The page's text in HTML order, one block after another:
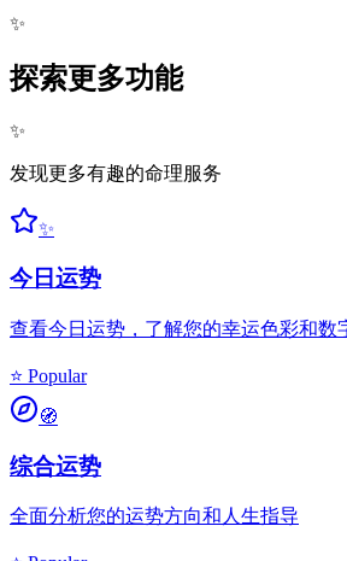
✨
探索更多功能
✨
发现更多有趣的命理服务
✨
今日运势
查看今日运势，了解您的幸运色彩和数
⭐ Popular
🧭
综合运势
全面分析您的运势方向和人生指导